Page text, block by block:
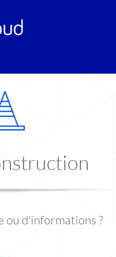
ou d'informations ?